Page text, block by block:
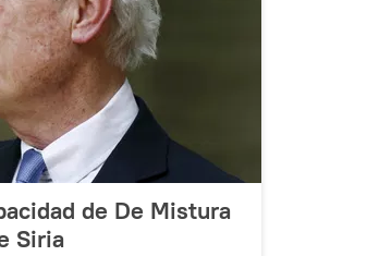
de De Mistura
Siria